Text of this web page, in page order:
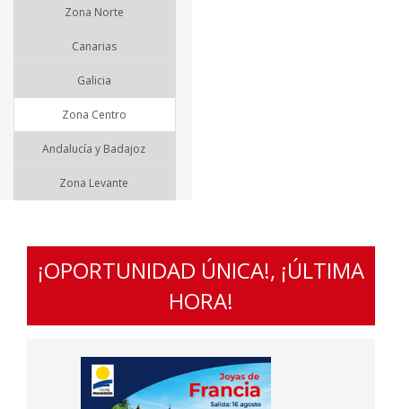
Zona Norte
Canarias
Galicia
Zona Centro
Andalucía y Badajoz
Zona Levante
¡OPORTUNIDAD ÚNICA!, ¡ÚLTIMA
HORA!